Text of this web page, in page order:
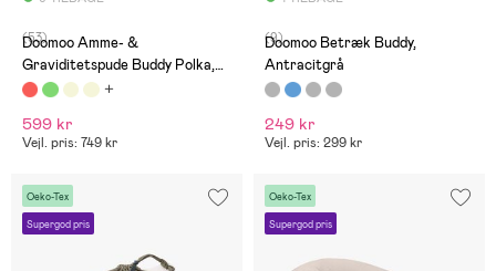
(53)
Doomoo Amme- &
Graviditetspude Buddy Polka,
Creme
599 kr
Vejl. pris: 749 kr
(9)
Doomoo Betræk Buddy,
Antracitgrå
249 kr
Vejl. pris: 299 kr
Oeko-Tex
Supergod pris
Oeko-Tex
Supergod pris